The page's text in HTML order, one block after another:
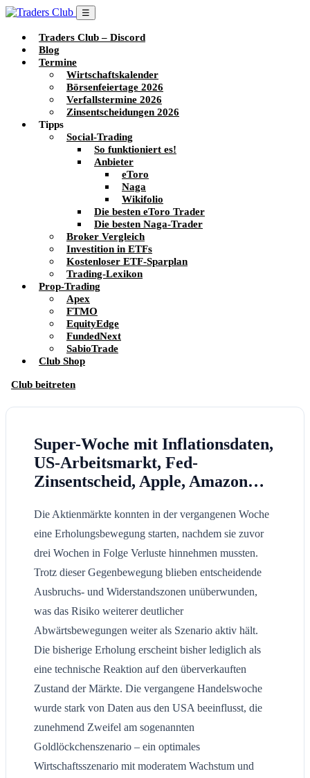
☰
Traders Club – Discord
Blog
Termine
Wirtschaftskalender
Börsenfeiertage 2026
Verfallstermine 2026
Zinsentscheidungen 2026
Tipps
Social-Trading
So funktioniert es!
Anbieter
eToro
Naga
Wikifolio
Die besten eToro Trader
Die besten Naga-Trader
Broker Vergleich
Investition in ETFs
Kostenloser ETF-Sparplan
Trading-Lexikon
Prop-Trading
Apex
FTMO
EquityEdge
FundedNext
SabioTrade
Club Shop
Club beitreten
Super-Woche mit Inflationsdaten,
US-Arbeitsmarkt, Fed-
Zinsentscheid, Apple, Amazon…
Die Aktienmärkte konnten in der vergangenen Woche
eine Erholungsbewegung starten, nachdem sie zuvor
drei Wochen in Folge Verluste hinnehmen mussten.
Trotz dieser Gegenbewegung blieben entscheidende
Ausbruchs- und Widerstandszonen unüberwunden,
was das Risiko weiterer deutlicher
Abwärtsbewegungen weiter als Szenario aktiv hält.
Die bisherige Erholung erscheint bisher lediglich als
eine technische Reaktion auf den überverkauften
Zustand der Märkte. Die vergangene Handelswoche
wurde stark von Daten aus den USA beeinflusst, die
zunehmend Zweifel am sogenannten
Goldlöckchenszenario – ein optimales
Wirtschaftsszenario mit moderatem Wachstum und